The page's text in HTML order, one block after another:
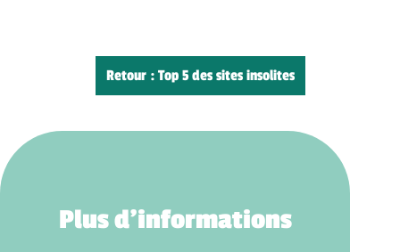
Retour : Top 5 des sites insolites
Plus d’informations